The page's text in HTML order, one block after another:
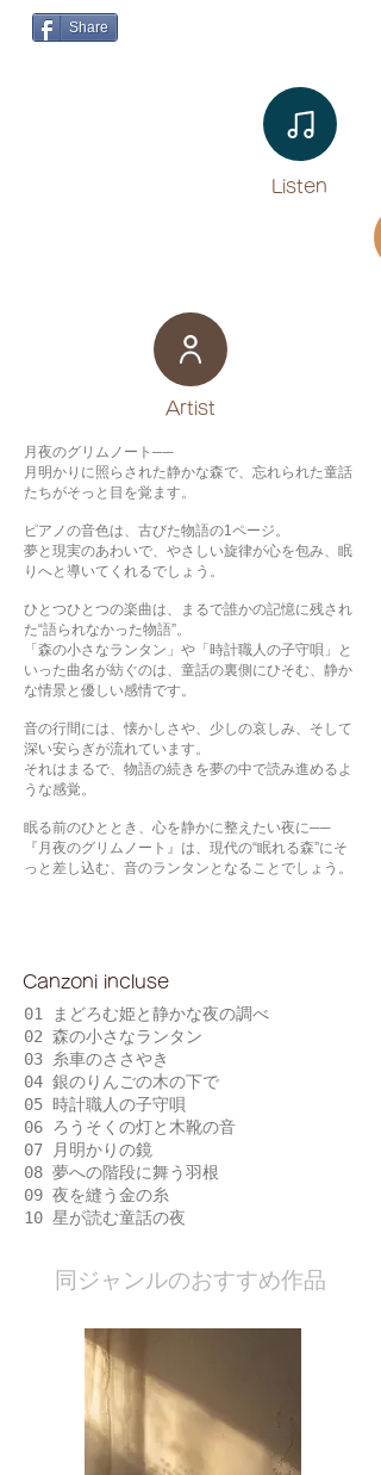
Share
Listen​
​Artist
月夜のグリムノート──
月明かりに照らされた静かな森で、忘れられた童話
たちがそっと目を覚ます。
ピアノの音色は、古びた物語の1ページ。
夢と現実のあわいで、やさしい旋律が心を包み、眠
りへと導いてくれるでしょう。
ひとつひとつの楽曲は、まるで誰かの記憶に残され
た“語られなかった物語”。
「森の小さなランタン」や「時計職人の子守唄」と
いった曲名が紡ぐのは、童話の裏側にひそむ、静か
な情景と優しい感情です。
音の行間には、懐かしさや、少しの哀しみ、そして
深い安らぎが流れています。
それはまるで、物語の続きを夢の中で読み進めるよ
うな感覚。
眠る前のひととき、心を静かに整えたい夜に──
『月夜のグリムノート』は、現代の“眠れる森”にそ
っと差し込む、音のランタンとなることでしょう。
Canzoni incluse
01 まどろむ姫と静かな夜の調べ
02 森の小さなランタン
03 糸車のささやき
04 銀のりんごの木の下で
05 時計職人の子守唄
06 ろうそくの灯と木靴の音
07 月明かりの鏡
08 夢への階段に舞う羽根
09 夜を縫う金の糸
10 星が読む童話の夜
​同ジャンルのおすすめ作品